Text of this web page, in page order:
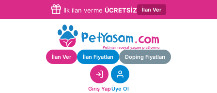
İlk ilan verme ÜCRETSİZ İlan Ver
İlan Ver İlan Fiyatları Doping Fiyatları
Giriş YapÜye Ol